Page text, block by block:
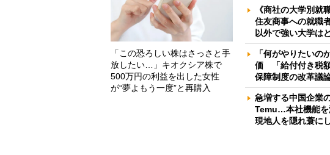
「この恐ろしい株はさっさと手
放したい…」キオクシア株で
500万円の利益を出した女性
が“夢よもう一度”と再購入
《商社の大学別就
住友商事への就職
以外で強い大学は
「何がやりたいの
価 「給付付き税
保障制度の改革議
急増する中国企業
Temu…本社機能を
現地人を隠れ蓑に